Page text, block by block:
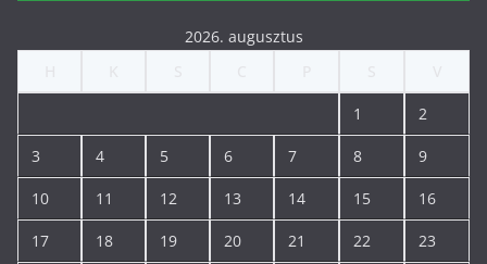
2026. augusztus
1 2
3 4 5 6 7 8 9
10 11 12 13 14 15 16
17 18 19 20 21 22 23